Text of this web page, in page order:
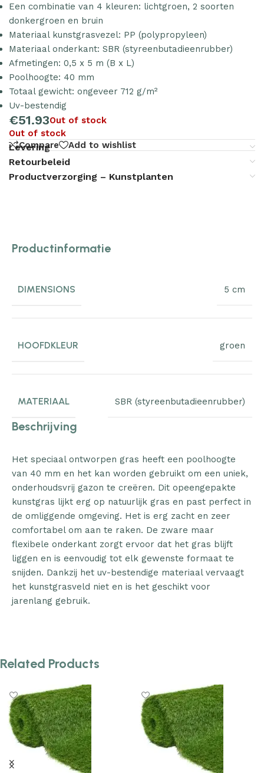
Een combinatie van 4 kleuren: lichtgroen, 2 soorten
donkergroen en bruin
Materiaal kunstgrasvezel: PP (polypropyleen)
Materiaal onderkant: SBR (styreenbutadieenrubber)
Afmetingen: 0,5 x 5 m (B x L)
Poolhoogte: 40 mm
Totaal gewicht: ongeveer 712 g/m²
Uv-bestendig
€51.93Out of stock
Out of stock
Compare
Add to wishlist
Levering
Retourbeleid
Productverzorging – Kunstplanten
Productinformatie
DIMENSIONS 5 cm
HOOFDKLEUR groen
MATERIAAL SBR (styreenbutadieenrubber)
Beschrijving
Het speciaal ontworpen gras heeft een poolhoogte
van 40 mm en het kan worden gebruikt om een uniek,
onderhoudsvrij gazon te creëren. Dit opeengepakte
kunstgras lijkt erg op natuurlijk gras en past perfect in
de omliggende omgeving. Het is erg zacht en zeer
comfortabel om aan te raken. De zware maar
flexibele onderkant zorgt ervoor dat het gras blijft
liggen en is eenvoudig tot elk gewenste formaat te
snijden. Dankzij het uv-bestendige materiaal vervaagt
het kunstgrasveld niet en is het geschikt voor
jarenlang gebruik.
Related Products